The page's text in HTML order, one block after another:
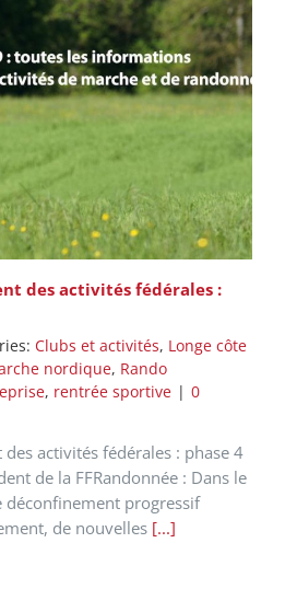
des activités fédérales :
Clubs et activités, Longe côte
nordique, Rando
, rentrée sportive | 0
activités fédérales : phase 4
de la FFRandonnée : Dans le
déconfinement progressif
de nouvelles [...]